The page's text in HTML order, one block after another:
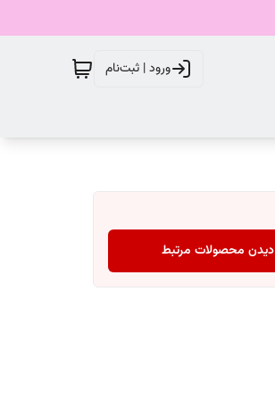
ورود | ثبت‌نام
دیدن محصولات مرتبط